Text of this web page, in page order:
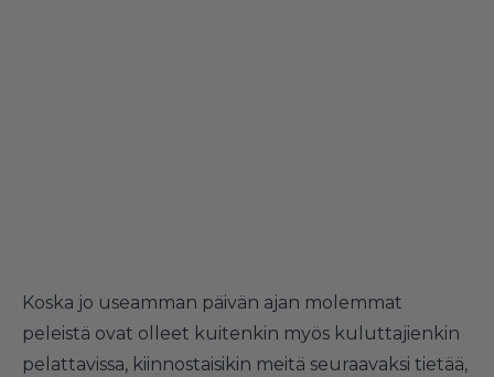
Koska jo useamman päivän ajan molemmat
peleistä ovat olleet kuitenkin myös kuluttajienkin
pelattavissa, kiinnostaisikin meitä seuraavaksi tietää,